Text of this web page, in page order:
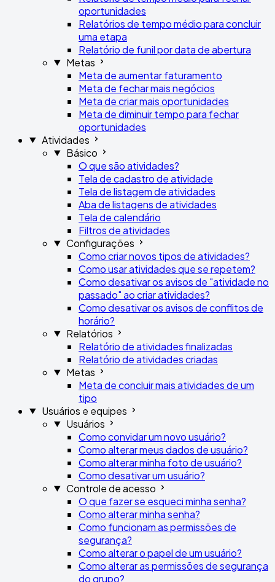
oportunidades
Relatórios de tempo médio para concluir
uma etapa
Relatório de funil por data de abertura
Metas
Meta de aumentar faturamento
Meta de fechar mais negócios
Meta de criar mais oportunidades
Meta de diminuir tempo para fechar
oportunidades
Atividades
Básico
O que são atividades?
Tela de cadastro de atividade
Tela de listagem de atividades
Aba de listagens de atividades
Tela de calendário
Filtros de atividades
Configurações
Como criar novos tipos de atividades?
Como usar atividades que se repetem?
Como desativar os avisos de "atividade no
passado" ao criar atividades?
Como desativar os avisos de conflitos de
horário?
Relatórios
Relatório de atividades finalizadas
Relatório de atividades criadas
Metas
Meta de concluir mais atividades de um
tipo
Usuários e equipes
Usuários
Como convidar um novo usuário?
Como alterar meus dados de usuário?
Como alterar minha foto de usuário?
Como desativar um usuário?
Controle de acesso
O que fazer se esqueci minha senha?
Como alterar minha senha?
Como funcionam as permissões de
segurança?
Como alterar o papel de um usuário?
Como alterar as permissões de segurança
do grupo?